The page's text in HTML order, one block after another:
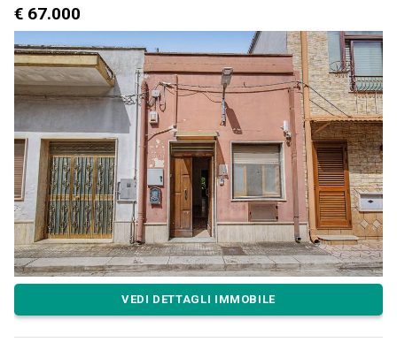
€ 67.000
VEDI DETTAGLI IMMOBILE